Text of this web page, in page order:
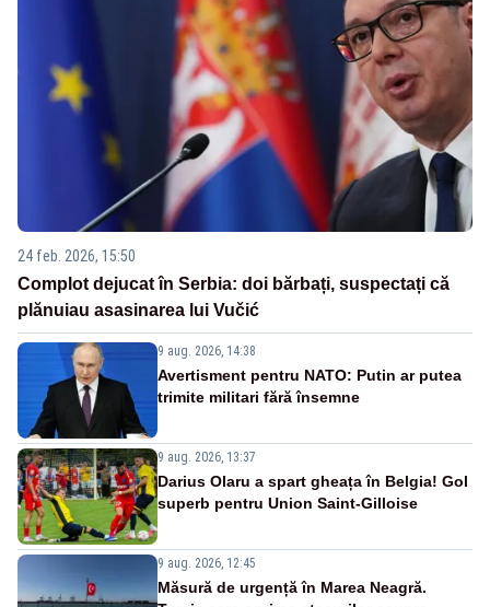
24 feb. 2026, 15:50
Complot dejucat în Serbia: doi bărbați, suspectați că
plănuiau asasinarea lui Vučić
9 aug. 2026, 14:38
Avertisment pentru NATO: Putin ar putea
trimite militari fără însemne
9 aug. 2026, 13:37
Darius Olaru a spart gheața în Belgia! Gol
superb pentru Union Saint-Gilloise
9 aug. 2026, 12:45
Măsură de urgență în Marea Neagră.